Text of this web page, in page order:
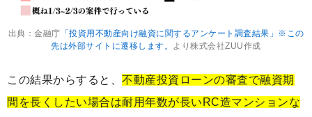
出典：金融庁 「投資用不動産向け融資に関するアンケート調査結果」※この
先は外部サイトに遷移します。
より株式会社ZUU作成
この結果からすると、 不動産投資ローンの審査で融資期
間を長くしたい場合は耐用年数が長いRC造マンションな